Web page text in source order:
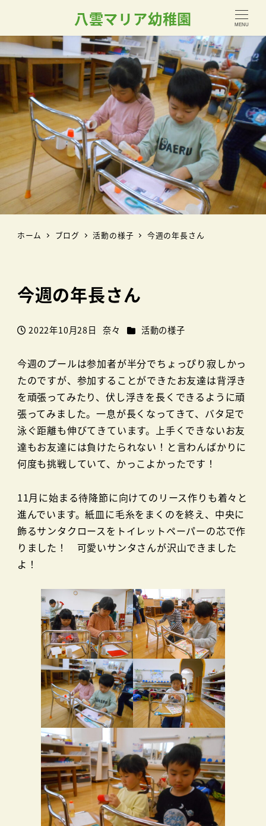
八雲マリア幼稚園 MENU
ホーム ブログ 活動の様子 今週の年長さん
今週の年長さん
投稿日
2022年10月28日
著
奈々 カテゴリー
活動の様子
今週のプールは参加者が半分でちょっぴり寂しかっ
たのですが、参加することができたお友達は背浮き
を頑張ってみたり、伏し浮きを長くできるように頑
張ってみました。一息が長くなってきて、バタ足で
泳ぐ距離も伸びてきています。上手くできないお友
達もお友達には負けたられない！と言わんばかりに
何度も挑戦していて、かっこよかったです！
11月に始まる待降節に向けてのリース作りも着々と
進んでいます。紙皿に毛糸をまくのを終え、中央に
飾るサンタクロースをトイレットペーパーの芯で作
りました！ 可愛いサンタさんが沢山できました
よ！